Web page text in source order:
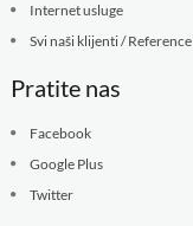
Internet usluge
Svi naši klijenti / Reference
Pratite nas
Facebook
Google Plus
Twitter